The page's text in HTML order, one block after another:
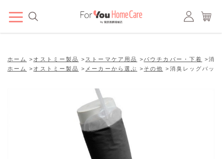
ホーム > オストミー製品 > ストーマケア用品 > パウチカバー・下着 >消
ホーム
> オストミー製品 > メーカーから選ぶ > その他 > 消臭レッグバッ